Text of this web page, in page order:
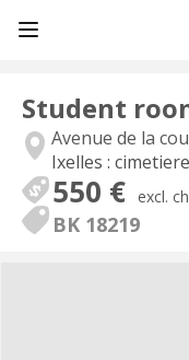
Student
Avenue de la
Ixelles : cimetiere
550 € excl.
BK 18219